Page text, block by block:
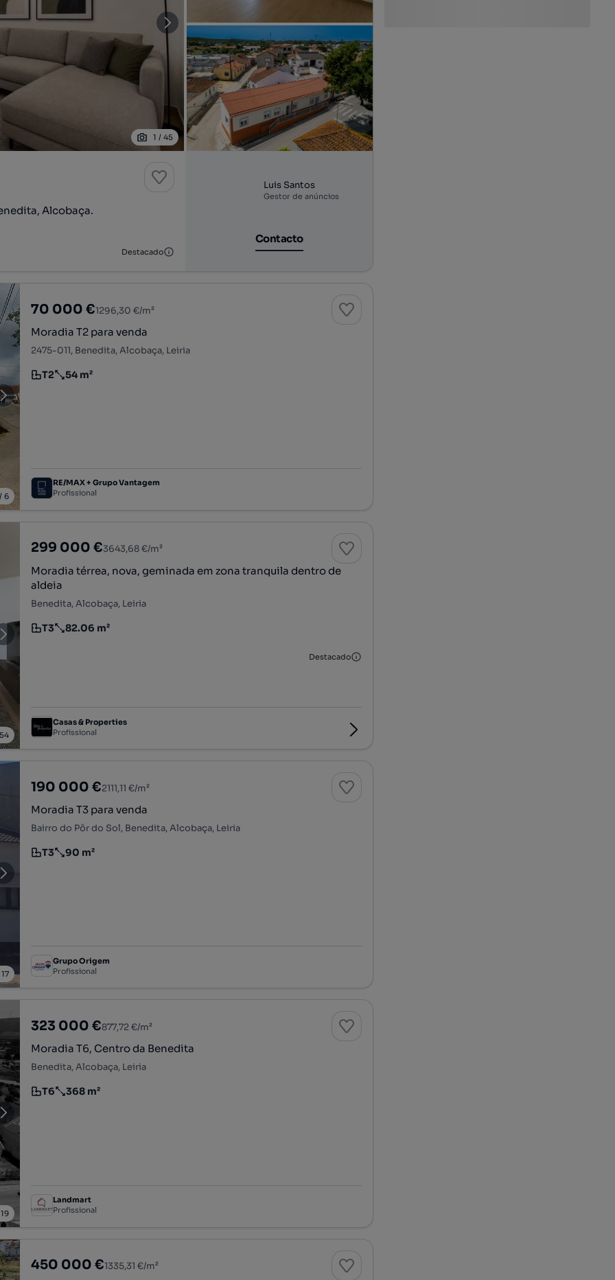
1 / 45
Alcobaça.
Destacado
Luis Santos
Gestor de anúncios
Contacto
6
70 000 €1296,30 €/m²
Moradia T2 para venda
2475-011, Benedita, Alcobaça, Leiria
Tipologia
T2
Preço por metro quadrado
54 m²
RE/MAX + Grupo Vantagem
Profissional
54
299 000 €3643,68 €/m²
Moradia térrea, nova, geminada em zona tranquila dentro de
aldeia
Benedita, Alcobaça, Leiria
Tipologia
T3
Preço por metro quadrado
82.06 m²
Destacado
Casas & Properties
Profissional
17
190 000 €2111,11 €/m²
Moradia T3 para venda
Bairro do Pôr do Sol, Benedita, Alcobaça, Leiria
Tipologia
T3
Preço por metro quadrado
90 m²
Grupo Origem
Profissional
19
323 000 €877,72 €/m²
Moradia T6, Centro da Benedita
Benedita, Alcobaça, Leiria
Tipologia
T6
Preço por metro quadrado
368 m²
Landmart
Profissional
450 000 €1335,31 €/m²